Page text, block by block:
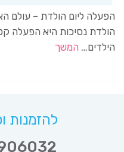
הפעלה ליום הולדת – עולם
הולדת נסיכות היא הפעלה
הילדים… המשך
להזמנות